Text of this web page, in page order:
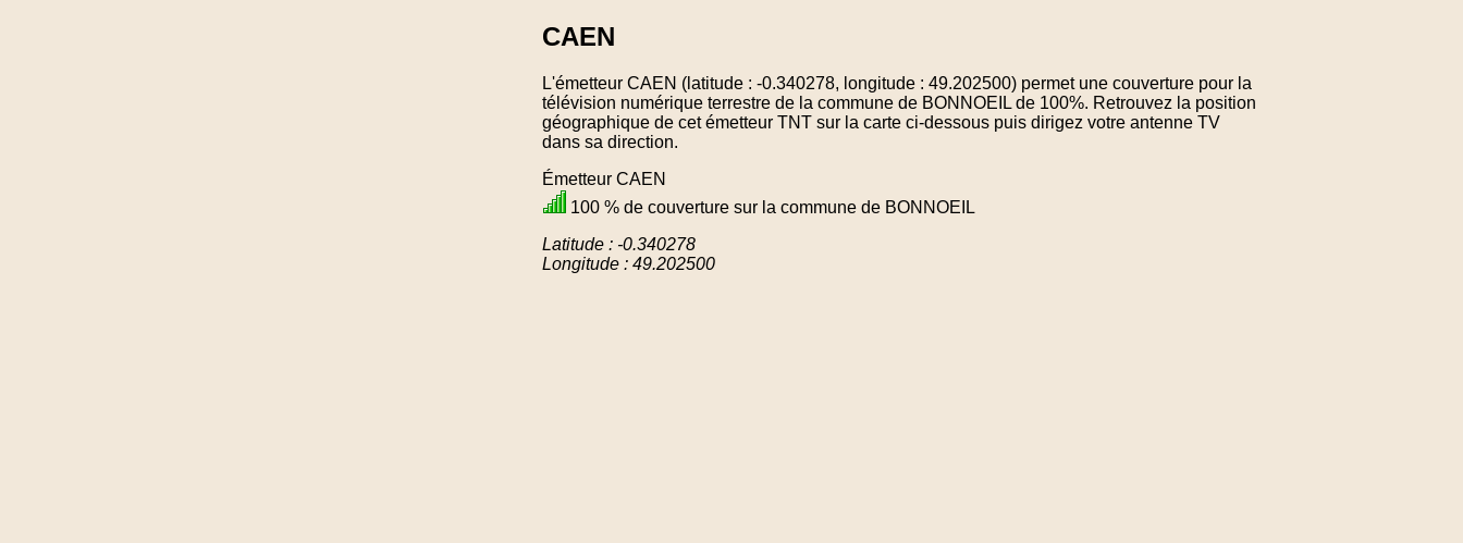
CAEN
L'émetteur CAEN (latitude : -0.340278, longitude : 49.202500) permet une couverture pour la
télévision numérique terrestre de la commune de BONNOEIL de 100%. Retrouvez la position
géographique de cet émetteur TNT sur la carte ci-dessous puis dirigez votre antenne TV
dans sa direction.
Émetteur CAEN
100 % de couverture sur la commune de BONNOEIL
Latitude : -0.340278
Longitude : 49.202500